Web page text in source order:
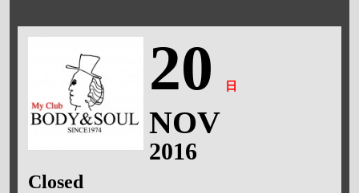
20 日
NOV
2016
Closed